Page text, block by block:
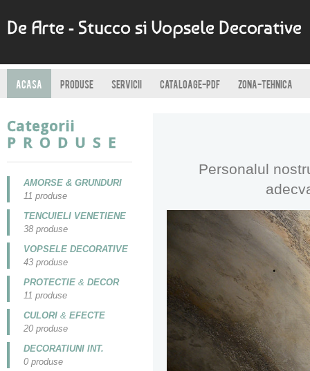
De Arte - Stucco si Vopsele Decorative
ACASA PRODUSE SERVICII CATALOAGE-PDF ZONA-TEHNICA
Categorii
P R O D U S E
AMORSE & GRUNDURI
11 produse
TENCUIELI VENETIENE
38 produse
VOPSELE DECORATIVE
43 produse
PROTECTIE & DECOR
11 produse
CULORI & EFECTE
20 produse
DECORATIUNI INT.
0 produse
Personalul